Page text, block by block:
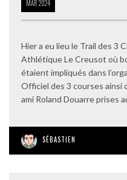
MAR2024
Hier a eu lieu le Trail des 3
Athlétique Le Creusot où
étaient impliqués dans
Officiel des 3 courses ainsi
ami Roland Douarre prises
SÉBASTIEN